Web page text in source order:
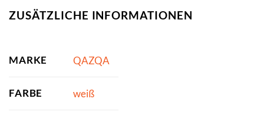
ZUSÄTZLICHE INFORMATIONEN
MARKE QAZQA
FARBE weiß